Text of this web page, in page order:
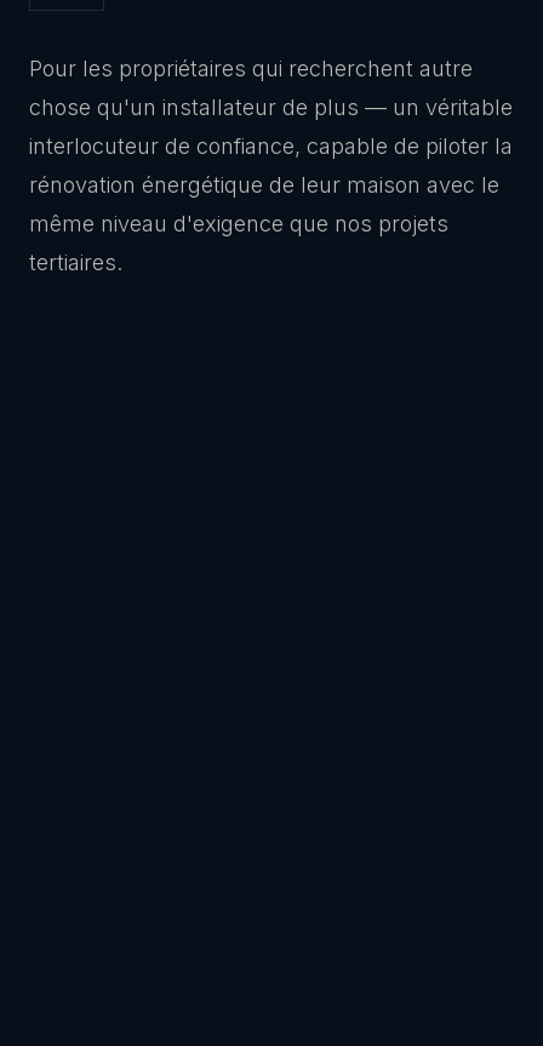
Pour les propriétaires qui recherchent autre
chose qu'un installateur de plus — un véritable
interlocuteur de confiance, capable de piloter la
rénovation énergétique de leur maison avec le
même niveau d'exigence que nos projets
tertiaires.